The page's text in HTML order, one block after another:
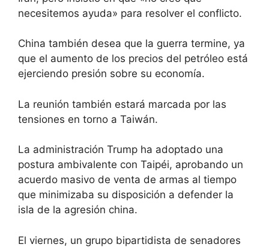
necesitemos ayuda» para resolver el conflicto.
China también desea que la guerra termine, ya
que el aumento de los precios del petróleo está
ejerciendo presión sobre su economía.
La reunión también estará marcada por las
tensiones en torno a Taiwán.
La administración Trump ha adoptado una
postura ambivalente con Taipéi, aprobando un
acuerdo masivo de venta de armas al tiempo
que minimizaba su disposición a defender la
isla de la agresión china.
El viernes, un grupo bipartidista de senadores